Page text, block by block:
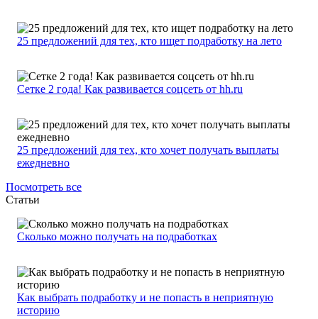
25 предложений для тех, кто ищет подработку на лето
Сетке 2 года! Как развивается соцсеть от hh.ru
25 предложений для тех, кто хочет получать выплаты
ежедневно
Посмотреть все
Статьи
Сколько можно получать на подработках
Как выбрать подработку и не попасть в неприятную
историю